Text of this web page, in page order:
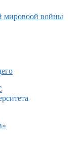
мировоой войны